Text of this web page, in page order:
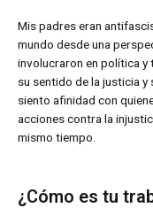
Mis padres eran
mundo desde una
involucraron en política
su sentido de la justicia
siento afinidad con
acciones contra la
mismo tiempo.
¿Cómo es tu